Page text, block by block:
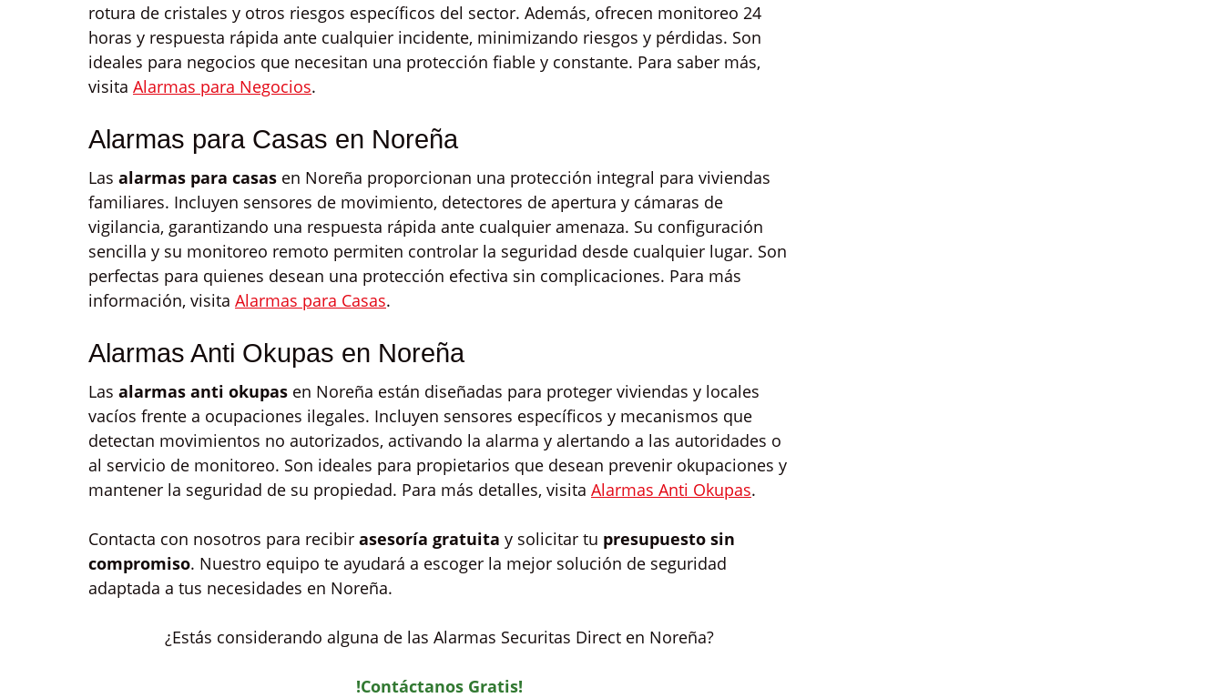
rotura de cristales y otros riesgos específicos del sector. Además, ofrecen monitoreo 24
horas y respuesta rápida ante cualquier incidente, minimizando riesgos y pérdidas. Son
ideales para negocios que necesitan una protección fiable y constante. Para saber más,
visita Alarmas para Negocios.
Alarmas para Casas en Noreña
Las alarmas para casas en Noreña proporcionan una protección integral para viviendas
familiares. Incluyen sensores de movimiento, detectores de apertura y cámaras de
vigilancia, garantizando una respuesta rápida ante cualquier amenaza. Su configuración
sencilla y su monitoreo remoto permiten controlar la seguridad desde cualquier lugar. Son
perfectas para quienes desean una protección efectiva sin complicaciones. Para más
información, visita Alarmas para Casas.
Alarmas Anti Okupas en Noreña
Las alarmas anti okupas en Noreña están diseñadas para proteger viviendas y locales
vacíos frente a ocupaciones ilegales. Incluyen sensores específicos y mecanismos que
detectan movimientos no autorizados, activando la alarma y alertando a las autoridades o
al servicio de monitoreo. Son ideales para propietarios que desean prevenir okupaciones y
mantener la seguridad de su propiedad. Para más detalles, visita Alarmas Anti Okupas.
Contacta con nosotros para recibir asesoría gratuita y solicitar tu presupuesto sin
compromiso. Nuestro equipo te ayudará a escoger la mejor solución de seguridad
adaptada a tus necesidades en Noreña.
¿Estás considerando alguna de las Alarmas Securitas Direct en Noreña?
!Contáctanos Gratis!